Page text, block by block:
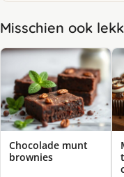
Misschien ook
Chocolade munt
brownies